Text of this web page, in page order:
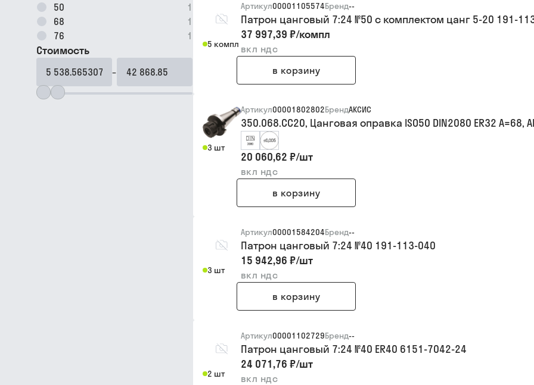
50
1
68
1
76
1
Стоимость
–
5 компл
Артикул00001105574Бренд--
Патрон цанговый 7:24 №50 с комплектом цанг 5-20 191-
37 997,39 ₽/компл
вкл ндс
в корзину
3 шт
Артикул00001802802БрендАКСИС
350.068.CC20, Цанговая оправка ISO50 DIN2080 ER32 A=68,
20 060,62 ₽/шт
вкл ндс
в корзину
3 шт
Артикул00001584204Бренд--
Патрон цанговый 7:24 №40 191-113-040
15 942,96 ₽/шт
вкл ндс
в корзину
2 шт
Артикул00001102729Бренд--
Патрон цанговый 7:24 №40 ER40 6151-7042-24
24 071,76 ₽/шт
вкл ндс